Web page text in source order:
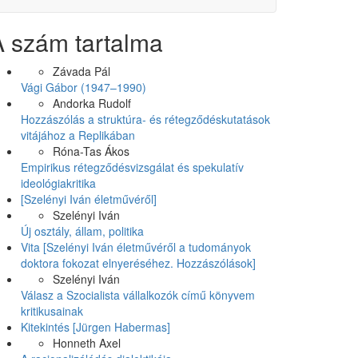
szám tartalma
Závada Pál
Vági Gábor (1947–1990)
Andorka Rudolf
Hozzászólás a struktúra- és rétegződéskutatások
vitájához a Replikában
Róna-Tas Ákos
Empirikus rétegződésvizsgálat és spekulatív
ideológiakritika
[Szelényi Iván életművéről]
Szelényi Iván
Új osztály, állam, politika
Vita [Szelényi Iván életművéről a tudományok
doktora fokozat elnyeréséhez. Hozzászólások]
Szelényi Iván
Válasz a Szocialista vállalkozók című könyvem
kritikusainak
Kitekintés [Jürgen Habermas]
Honneth Axel